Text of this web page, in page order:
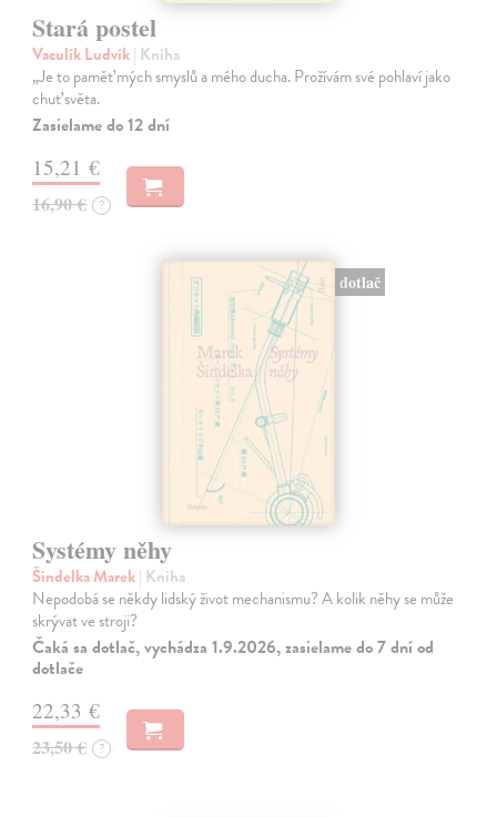
Stará postel
Vaculík Ludvík| Kniha
„Je to paměť mých smyslů a mého ducha. Prožívám své pohlaví jako
chuť světa.
Zasielame do 12 dní
15,21 €
16,90 € ?
dotlač
Systémy něhy
Šindelka Marek| Kniha
Nepodobá se někdy lidský život mechanismu? A kolik něhy se může
skrývat ve stroji?
Čaká sa dotlač, vychádza 1.9.2026, zasielame do 7 dní od
dotlače
22,33 €
23,50 € ?